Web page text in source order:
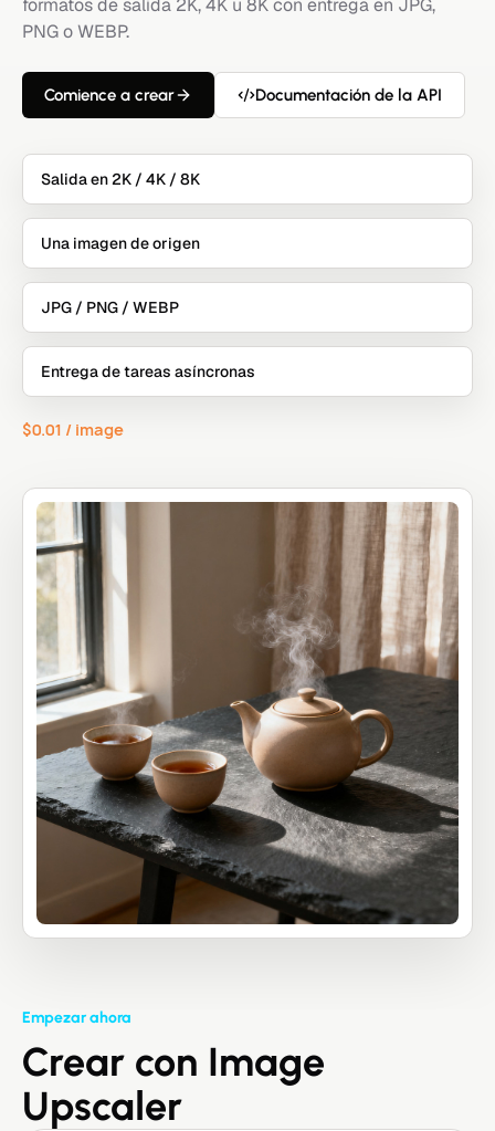
formatos de salida 2K, 4K u 8K con entrega en JPG,
PNG o WEBP.
Comience a crear Documentación de la API
Salida en 2K / 4K / 8K
Una imagen de origen
JPG / PNG / WEBP
Entrega de tareas asíncronas
$0.01 / image
Empezar ahora
Crear con Image
Upscaler